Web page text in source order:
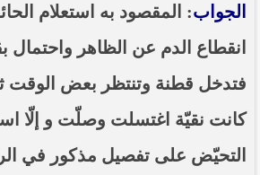
الجواب: المقصود به استعلام
انقطاع الدم عن الظاهر واحتمال
فتدخل قطنة وتنتظر بعض الوقت
كانت نقيّة اغتسلت وصلّت و إلّا
التحيّض على تفصيل مذكور في